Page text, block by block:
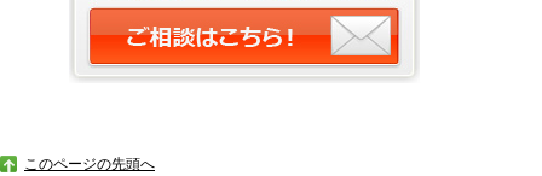
このページの先頭へ